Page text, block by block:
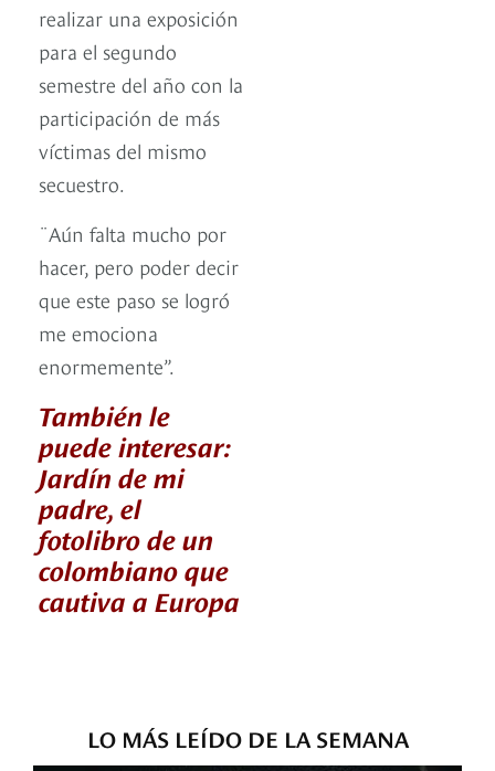
realizar una exposición
para el segundo
semestre del año con la
participación de más
víctimas del mismo
secuestro.
¨Aún falta mucho por
hacer, pero poder decir
que este paso se logró
me emociona
enormemente”.
También le
puede interesar:
Jardín de mi
padre, el
fotolibro de un
colombiano que
cautiva a Europa
LO MÁS LEÍDO DE LA SEMANA